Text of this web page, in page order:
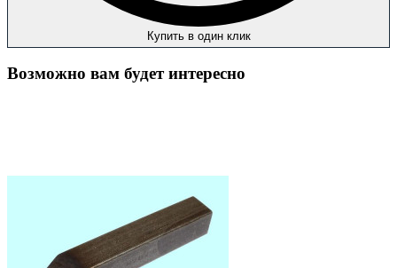
Купить в один клик
Возможно вам будет интересно